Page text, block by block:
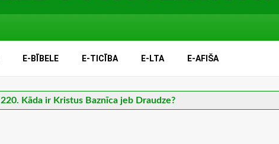
E-BĪBELE E-TICĪBA E-LTA E-AFIŠA
220. Kāda ir Kristus Baznīca jeb Draudze?